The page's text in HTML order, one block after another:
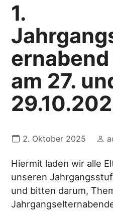
1.
am 27.
2. Oktober 2025
Hiermit laden wir alle
unseren
und bitten darum,